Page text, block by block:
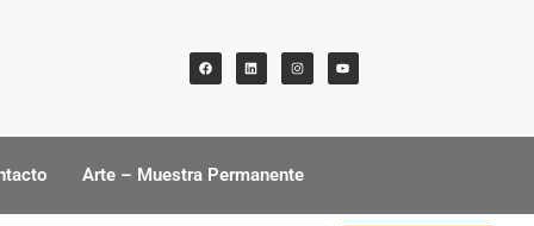
Arte – Muestra Permanente